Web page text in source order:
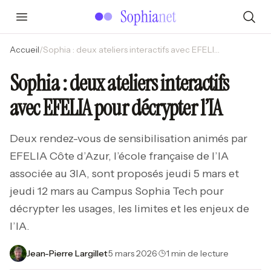
Accueil/ Sophia : deux ateliers interactifs avec EFELIA pour décrypter l’IA
Sophia : deux ateliers interactifs
avec EFELIA pour décrypter l’IA
Deux rendez-vous de sensibilisation animés par
EFELIA Côte d’Azur, l’école française de l’IA
associée au 3IA, sont proposés jeudi 5 mars et
jeudi 12 mars au Campus Sophia Tech pour
décrypter les usages, les limites et les enjeux de
l’IA.
Jean-Pierre Largillet·5 mars 2026· 1 min de lecture